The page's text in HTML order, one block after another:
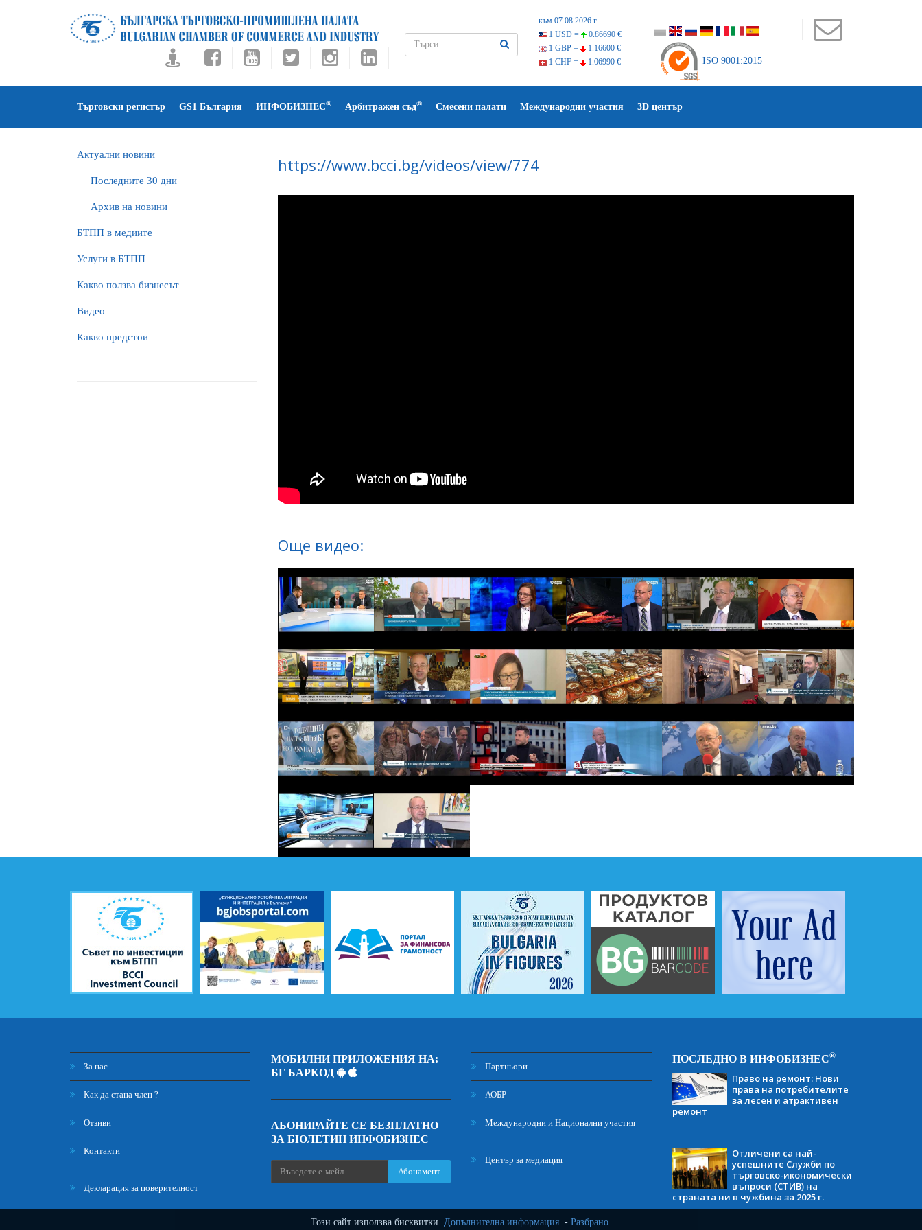
Този сайт използва бисквитки. Допълнителна информация. - Разбрано.
към 07.08.2026 г.
1 USD =
0.86690 €
1 GBP =
1.16600 €
1 CHF =
1.06990 € ISO 9001:2015
Търговски регистър GS1 България ИНФОБИЗНЕС® Арбитражен съд® Смесени палати Международни участия 3D център
Актуални новини
Последните 30 дни
Архив на новини
БTПП в медиите
Услуги в БТПП
Какво ползва бизнесът
Видео
Какво предстои
https://www.bcci.bg/videos/view/774
Още видео:
За нас
Как да стана член ?
Отзиви
Контакти
Декларация за поверителност
МОБИЛНИ ПРИЛОЖЕНИЯ НА:
БГ БАРКОД
АБОНИРАЙТЕ СЕ БЕЗПЛАТНО
ЗА БЮЛЕТИН ИНФОБИЗНЕС
Абонамент
Партньори
АОБР
Международни и Национални участия
Център за медиация
ПОСЛЕДНО В ИНФОБИЗНЕС®
Право на ремонт: Нови
права на потребителите
за лесен и атрактивен
ремонт
Отличени са най-
успешните Служби по
търговско-икономически
въпроси (СТИВ) на
страната ни в чужбина за 2025 г.